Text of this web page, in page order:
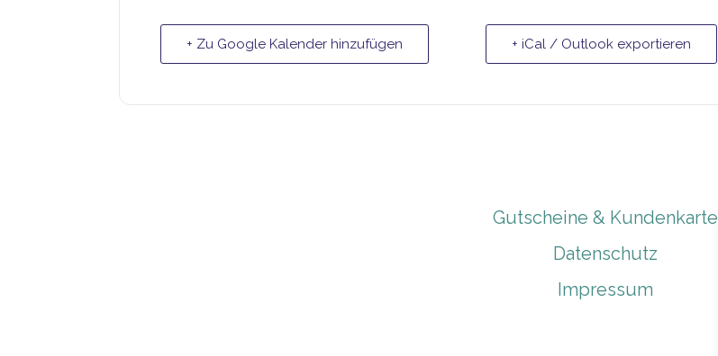
+ Zu Google Kalender hinzufügen + iCal / Outlook exportieren
Gutscheine & Kundenkarte
Datenschutz
Impressum